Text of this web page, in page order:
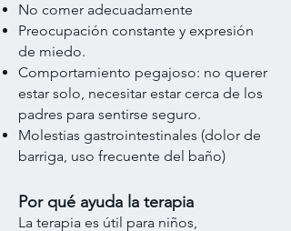
No comer adecuadamente
Preocupación constante y expresión
de miedo.
Comportamiento pegajoso: no querer
estar solo, necesitar estar cerca de los
padres para sentirse seguro.
Molestias gastrointestinales (dolor de
barriga, uso frecuente del baño)
Por qué ayuda la terapia
La terapia es útil para niños,